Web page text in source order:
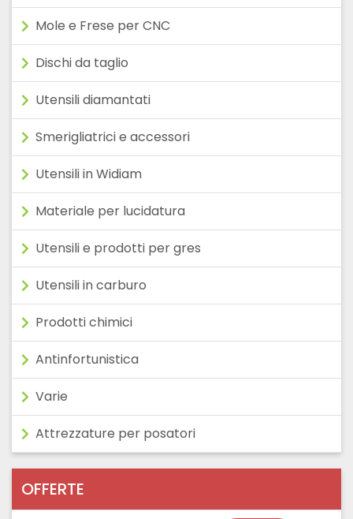
Mole e Frese per CNC
Dischi da taglio
Utensili diamantati
Smerigliatrici e accessori
Utensili in Widiam
Materiale per lucidatura
Utensili e prodotti per gres
Utensili in carburo
Prodotti chimici
Antinfortunistica
Varie
Attrezzature per posatori
OFFERTE